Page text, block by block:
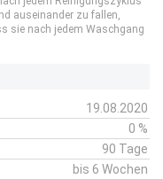
auseinander zu fallen,
sie nach jedem Waschgang
19.08.2020
0 %
90 Tage
bis 6 Wochen